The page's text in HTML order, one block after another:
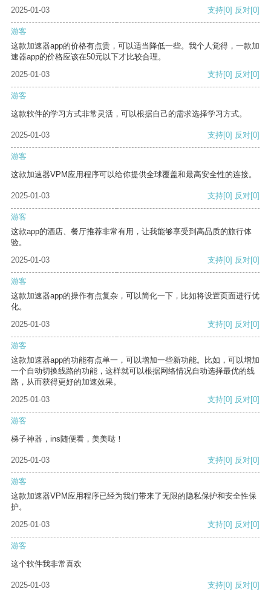
2025-01-03 支持[0] 反对[0]
游客
这款加速器app的价格有点贵，可以适当降低一些。我个人觉得，一款加
速器app的价格应该在50元以下才比较合理。
2025-01-03
支持[0] 反对[0]
游客
这款软件的学习方式非常灵活，可以根据自己的需求选择学习方式。
2025-01-03 支持[0] 反对[0]
游客
这款加速器VPM应用程序可以给你提供全球覆盖和最高安全性的连接。
2025-01-03 支持[0] 反对[0]
游客
这款app的酒店、餐厅推荐非常有用，让我能够享受到高品质的旅行体
验。
2025-01-03
支持[0] 反对[0]
游客
这款加速器app的操作有点复杂，可以简化一下，比如将设置页面进行优
化。
2025-01-03
支持[0] 反对[0]
游客
这款加速器app的功能有点单一，可以增加一些新功能。比如，可以增加
一个自动切换线路的功能，这样就可以根据网络情况自动选择最优的线
路，从而获得更好的加速效果。
2025-01-03
支持[0] 反对[0]
游客
梯子神器，ins随便看，美美哒！
2025-01-03 支持[0] 反对[0]
游客
这款加速器VPM应用程序已经为我们带来了无限的隐私保护和安全性保
护。
2025-01-03
支持[0] 反对[0]
游客
这个软件我非常喜欢
2025-01-03 支持[0] 反对[0]